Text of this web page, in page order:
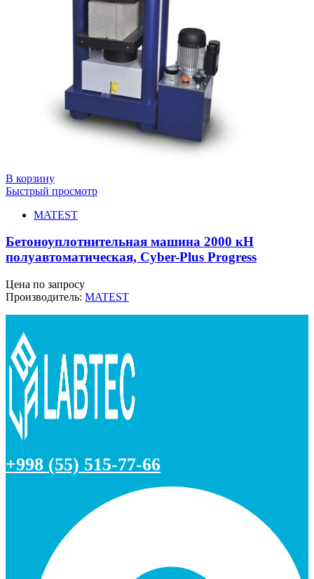
В корзину
Быстрый просмотр
MATEST
Бетоноуплотнительная машина 2000 кН
полуавтоматическая, Cyber-Plus Progress
Цена по запросу
Производитель: MATEST
+998 (55) 515-77-66